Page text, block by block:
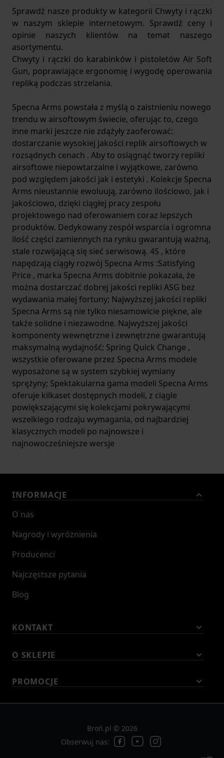
Sprawdź nasze produkty w kategorii Chwyty i rączki
w naszym sklepie internetowym. Sprawdź ceny i
opinie naszych klientów na temat naszego
asortymentu.
Chwyty i rączki do karabinków i pistoletów Air Soft
Gun, poprawiające ergonomię i wygodę operowania
repliką podczas strzelania.
Specna Arms powstała z myślą o zaistnieniu nowego
trendu w airsoftowym świecie, oferując to, czego
inne marki jeszcze nie zdążyły zaoferować:
dostarczanie wysokiej jakości replik airsoftowych w
rozsądnych cenach . Aby to osiągnąć tworzy repliki
airsoftowe niepowtarzalne i wyjątkowe, zarówno
pod względem jakości jak i estetyki . Kolekcje Specna
Arms nieustannie ewoluują, zarówno ilościowo, jak i
jakościowo, dzięki ciągłej pracy zespołu
projektowego nad oferowaniem coraz lepszych
produktów. Dedykowany zespół wsparcia i ogromna
ilość części zamiennych na rynku gwarantują ważną,
stale rozwijającą się sieć serwisową. 4S , które
napędzają ciągły rozwój Specna Arms :Satisfying
Price , marka Specna Arms dobitnie pokazała, że ​​
można dostarczać dobrej jakości repliki ASG bez
wydawania małej fortuny; Najwyższej jakości repliki
Specna Arms są nie tylko niesamowicie piękne, ale
także solidne i niezawodne. Najwyższej jakości
komponenty wewnętrzne i zewnętrzne gwarantują
maksymalną wydajność; Spring Quick Change ,
wszystkie oferowane przez Specna Arms modele
wyposażone są w system szybkiej wymiany
sprężyny; Spektakularna gama modeli Specna Arms
oferuje kilkaset dostępnych modeli, z ciągle
powiększającymi się kolekcjami pokrywającymi
wszelkiego rodzaju wymagania, od najbardziej
klasycznych modeli po najnowsze i
najnowocześniejsze wersje
INFORMACJE
O nas
Nagrody i wyróżnienia
Producenci
Najczęstsze pytania
Blog
KONTAKT
O SKLEPIE
PROMOCJE
Broń.pl © 2026
Obserwuj nas: